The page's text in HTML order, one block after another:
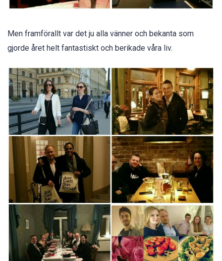
Men framförallt var det ju alla vänner och bekanta som
gjorde året helt fantastiskt och berikade våra liv.